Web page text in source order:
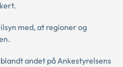
med, at regioner og
andet på Ankestyrelsens